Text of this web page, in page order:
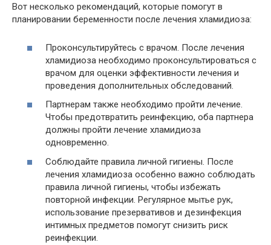
Вот несколько рекомендаций, которые помогут в
планировании беременности после лечения хламидиоза:
Проконсультируйтесь с врачом. После лечения
хламидиоза необходимо проконсультироваться с
врачом для оценки эффективности лечения и
проведения дополнительных обследований.
Партнерам также необходимо пройти лечение.
Чтобы предотвратить реинфекцию, оба партнера
должны пройти лечение хламидиоза
одновременно.
Соблюдайте правила личной гигиены. После
лечения хламидиоза особенно важно соблюдать
правила личной гигиены, чтобы избежать
повторной инфекции. Регулярное мытье рук,
использование презервативов и дезинфекция
интимных предметов помогут снизить риск
реинфекции.